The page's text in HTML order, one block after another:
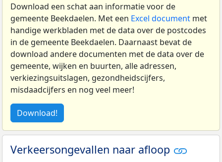
Download een schat aan informatie voor de
gemeente Beekdaelen. Met een Excel document met
handige werkbladen met de data over de postcodes
in de gemeente Beekdaelen. Daarnaast bevat de
download andere documenten met de data over de
gemeente, wijken en buurten, alle adressen,
verkiezingsuitslagen, gezondheidscijfers,
misdaadcijfers en nog veel meer!
Download!
Verkeersongevallen naar afloop